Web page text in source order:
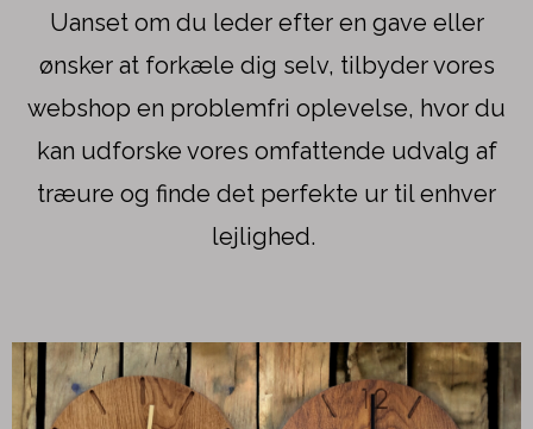
Uanset om du leder efter en gave eller
ønsker at forkæle dig selv, tilbyder vores
webshop en problemfri oplevelse, hvor du
kan udforske vores omfattende udvalg af
træure og finde det perfekte ur til enhver
lejlighed.